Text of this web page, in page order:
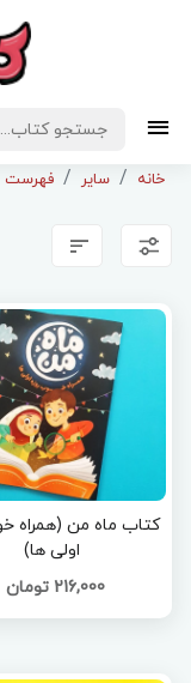
خانه سایر فهرست موضوعی
کتاب ماه من (همراه
اولی ها)
216,000 تومان